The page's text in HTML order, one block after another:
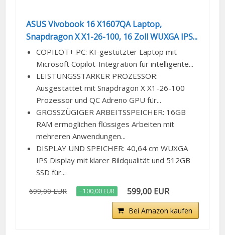
ASUS Vivobook 16 X1607QA Laptop,
Snapdragon X X1-26-100, 16 Zoll WUXGA IPS...
COPILOT+ PC: KI-gestützter Laptop mit
Microsoft Copilot-Integration für intelligente...
LEISTUNGSSTARKER PROZESSOR:
Ausgestattet mit Snapdragon X X1-26-100
Prozessor und QC Adreno GPU für...
GROSSZÜGIGER ARBEITSSPEICHER: 16GB
RAM ermöglichen flüssiges Arbeiten mit
mehreren Anwendungen...
DISPLAY UND SPEICHER: 40,64 cm WUXGA
IPS Display mit klarer Bildqualität und 512GB
SSD für...
699,00 EUR −100,00 EUR 599,00 EUR
Bei Amazon kaufen